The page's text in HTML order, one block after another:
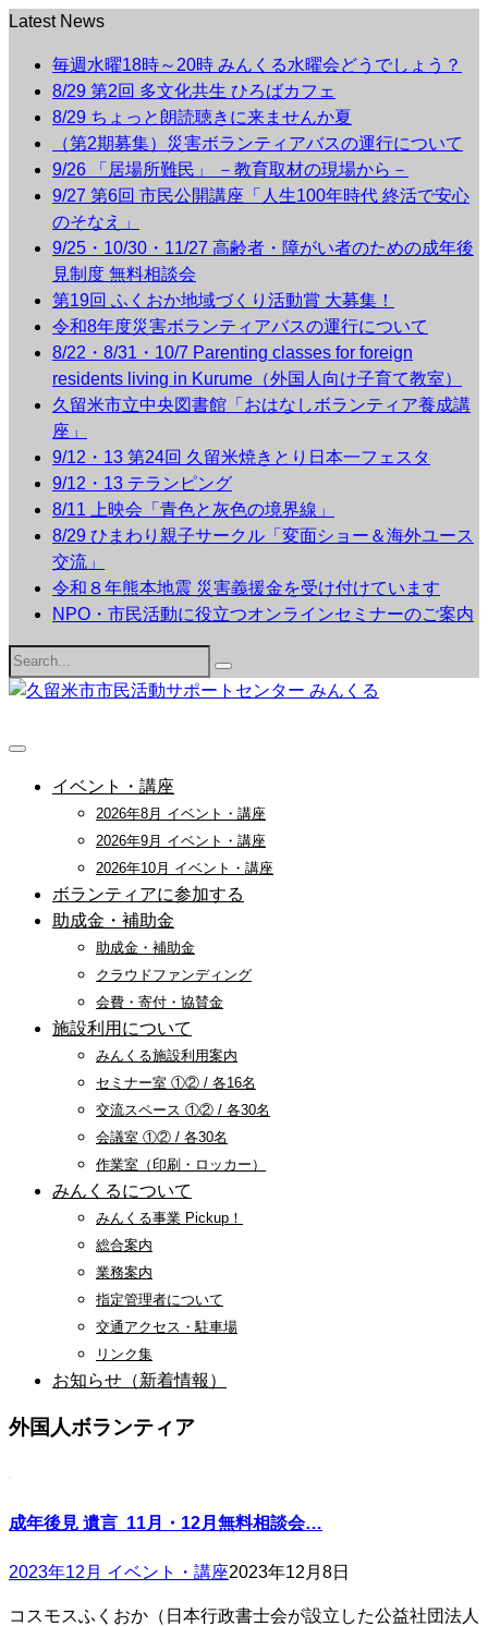
Latest News
毎週水曜18時～20時 みんくる水曜会どうでしょう？
8/29 第2回 多文化共生 ひろばカフェ
8/29 ちょっと朗読聴きに来ませんか夏
（第2期募集）災害ボランティアバスの運行について
9/26 「居場所難民」 －教育取材の現場から－
9/27 第6回 市民公開講座「人生100年時代 終活で安心
のそなえ」
9/25・10/30・11/27 高齢者・障がい者のための成年後
見制度 無料相談会
第19回 ふくおか地域づくり活動賞 大募集！
令和8年度災害ボランティアバスの運行について
8/22・8/31・10/7 Parenting classes for foreign
residents living in Kurume（外国人向け子育て教室）
久留米市立中央図書館「おはなしボランティア養成講
座」
9/12・13 第24回 久留米焼きとり日本一フェスタ
9/12・13 テランピング
8/11 上映会「青色と灰色の境界線」
8/29 ひまわり親子サークル「変面ショー＆海外ユース
交流」
令和８年熊本地震 災害義援金を受け付けています
NPO・市民活動に役立つオンラインセミナーのご案内
Search
for:
イベント・講座
2026年8月 イベント・講座
2026年9月 イベント・講座
2026年10月 イベント・講座
ボランティアに参加する
助成金・補助金
助成金・補助金
クラウドファンディング
会費・寄付・協賛金
施設利用について
みんくる施設利用案内
セミナー室 ①② / 各16名
交流スペース ①② / 各30名
会議室 ①② / 各30名
作業室（印刷・ロッカー）
みんくるについて
みんくる事業 Pickup！
総合案内
業務案内
指定管理者について
交通アクセス・駐車場
リンク集
お知らせ（新着情報）
外国人ボランティア
成年後見 遺言 11月・12月無料相談会…
2023年12月 イベント・講座2023年12月8日
コスモスふくおか（日本行政書士会が設立した公益社団法人